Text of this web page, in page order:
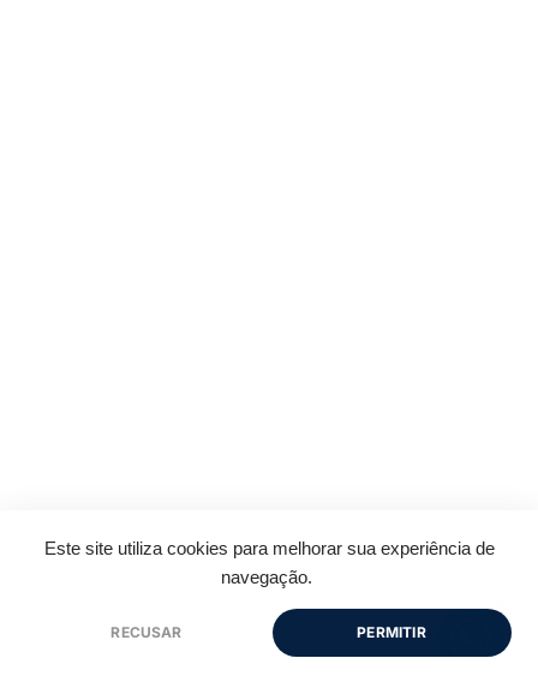
Este site utiliza cookies para melhorar sua experiência de
navegação.
RECUSAR PERMITIR
1